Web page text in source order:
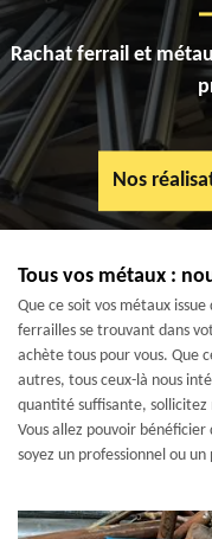
Rachat ferrail et
Nos
Tous vos métaux :
Que ce soit vos métaux
ferrailles se trouvant dans
achète tous pour vous. Que
autres, tous ceux-là nous
quantité suffisante,
Vous allez pouvoir
soyez un professionnel ou